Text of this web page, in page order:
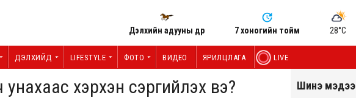
Дэлхийн адууны өдөр 7 хоногийн тойм 28°C
ДЭЛХИЙД LIFESTYLE ФОТО ВИДЕО ЯРИЛЦЛАГА LIVE
хэрхэн сэргийлэх вэ? Шинэ мэдээ